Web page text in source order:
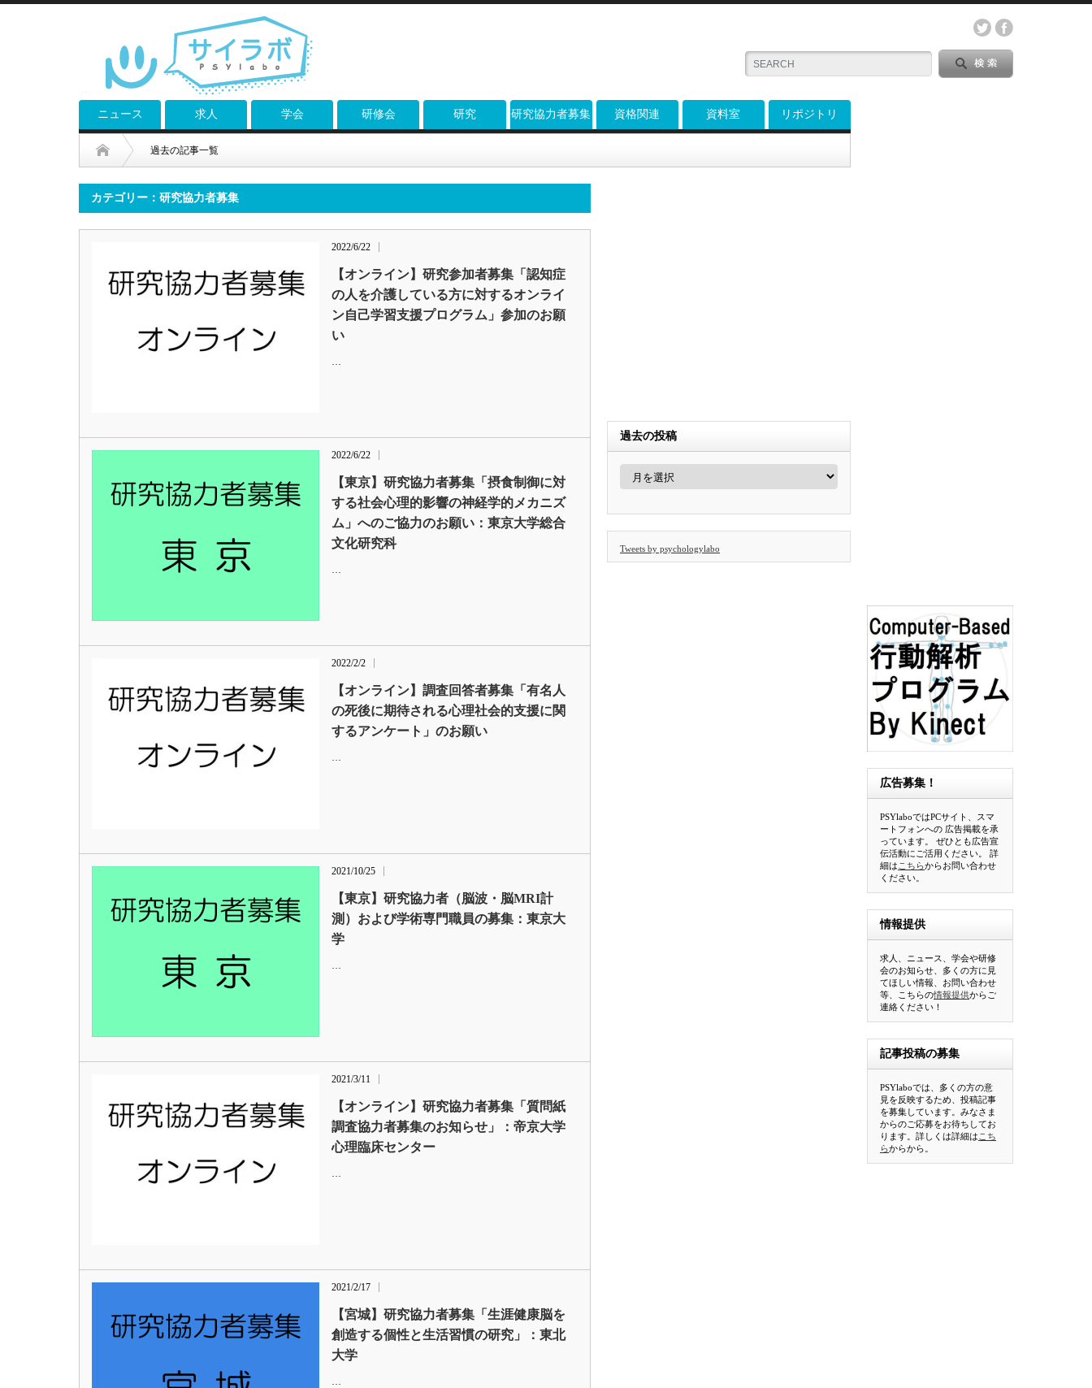
ニュース 求人 学会 研修会 研究 研究協力者募集 資格関連 資料室 リポジトリ
過去の記事一覧
カテゴリー：研究協力者募集
2022/6/22
【オンライン】研究参加者募集「認知症
の人を介護している方に対するオンライ
ン自己学習支援プログラム」参加のお願
い
…
2022/6/22
【東京】研究協力者募集「摂食制御に対
する社会心理的影響の神経学的メカニズ
ム」へのご協力のお願い：東京大学総合
文化研究科
…
2022/2/2
【オンライン】調査回答者募集「有名人
の死後に期待される心理社会的支援に関
するアンケート」のお願い
…
2021/10/25
【東京】研究協力者（脳波・脳MRI計
測）および学術専門職員の募集：東京大
学
…
2021/3/11
【オンライン】研究協力者募集「質問紙
調査協力者募集のお知らせ」：帝京大学
心理臨床センター
…
2021/2/17
【宮城】研究協力者募集「生涯健康脳を
創造する個性と生活習慣の研究」：東北
大学
…
過去の投稿
過
稿
Tweets by psychologylabo
広告募集！
PSYlaboではPCサイト、スマ
ートフォンへの 広告掲載を承
っています。 ぜひとも広告宣
伝活動にご活用ください。 詳
細は こちらからお問い合わせ
ください。
情報提供
求人、ニュース、学会や研修
会のお知らせ、多くの方に見
てほしい情報、お問い合わせ
等、こちらの情報提供からご
連絡ください！
記事投稿の募集
PSYlaboでは、多くの方の意
見を反映するため、投稿記事
を募集しています。みなさま
からのご応募をお待ちしてお
ります。詳しくは詳細は こち
らからから。